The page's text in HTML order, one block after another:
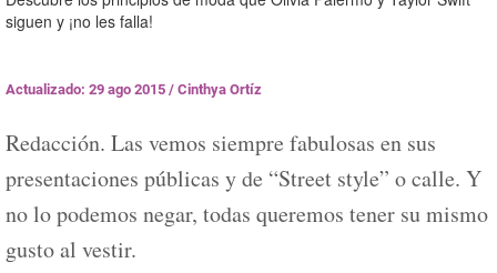
siguen y ¡no les falla!
Actualizado: 29 ago 2015 / Cinthya Ortíz
Redacción. Las vemos siempre fabulosas en sus
presentaciones públicas y de “Street style” o calle. Y
no lo podemos negar, todas queremos tener su mismo
gusto al vestir.